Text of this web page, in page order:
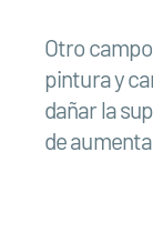
Otro
pintura y
dañar la
de